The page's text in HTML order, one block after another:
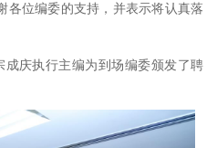
各位编委的支持，并表示将认真落
庆执行主编为到场编委颁发了聘